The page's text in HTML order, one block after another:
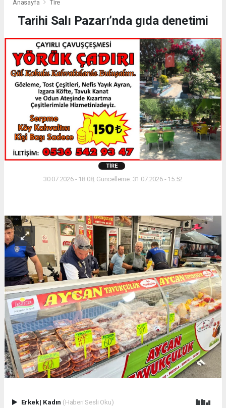
Anasayfa Tire
Tarihi Salı Pazarı’nda gıda denetimi
TIRE
30.07.2026 - 18:08, Güncelleme: 31.07.2026 - 15:52
Erkek| Kadın (Haberi Sesli Oku)